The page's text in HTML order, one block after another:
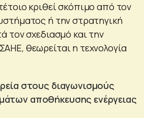
κριθεί σκόπιμο από τον
ή την στρατηγική
τον σχεδιασμό και την
θεωρείται η τεχνολογία
στους διαγωνισμούς
αποθήκευσης ενέργειας